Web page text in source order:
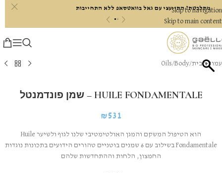
מתלבטת? התייעצי עם גאל בוואטסאפ ללא התחייבות
c
Skip to navigation
Skip to main content
עמוד הבית/
Body
/
Oils
HUILE FONDAMENTALE – שמן פונדמנטל
₪531
הוא הטיפול המשקם והמגן האולטימטיבי שלנו לגוף ולשיער Huile
Fondamentale בשילוב עם 6 שמנים בוטניים טהורים הידועים בתכונות נוגדות
החמצון, הלחות וההתחדשות שלהם